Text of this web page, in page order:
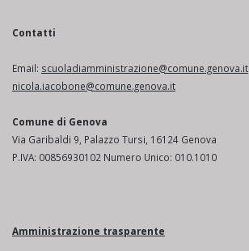
Contatti
Email: scuoladiamministrazione@comune.genova.it
nicola.iacobone@comune.genova.it
Comune di Genova
Via Garibaldi 9, Palazzo Tursi, 16124 Genova
P.IVA: 00856930102 Numero Unico: 010.1010
Amministrazione trasparente